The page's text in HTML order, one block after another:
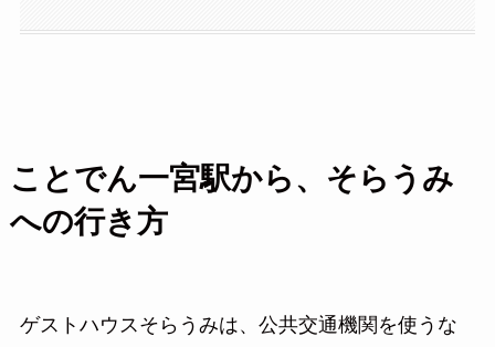
ことでん一宮駅から、そらうみ
への行き方
ゲストハウスそらうみは、公共交通機関を使うな